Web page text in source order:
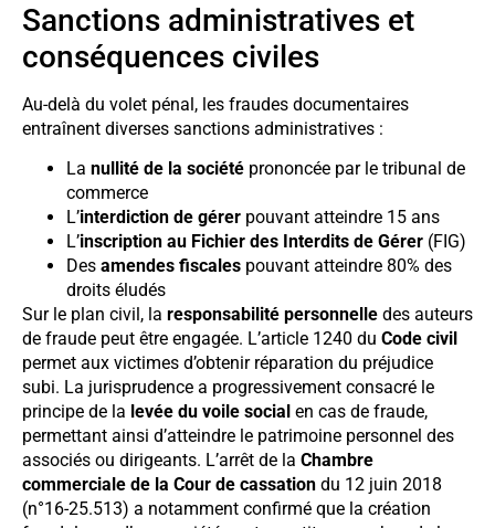
Sanctions administratives et
conséquences civiles
Au-delà du volet pénal, les fraudes documentaires
entraînent diverses sanctions administratives :
La nullité de la société prononcée par le tribunal de
commerce
L’interdiction de gérer pouvant atteindre 15 ans
L’inscription au Fichier des Interdits de Gérer (FIG)
Des amendes fiscales pouvant atteindre 80% des
droits éludés
Sur le plan civil, la responsabilité personnelle des auteurs
de fraude peut être engagée. L’article 1240 du Code civil
permet aux victimes d’obtenir réparation du préjudice
subi. La jurisprudence a progressivement consacré le
principe de la levée du voile social en cas de fraude,
permettant ainsi d’atteindre le patrimoine personnel des
associés ou dirigeants. L’arrêt de la Chambre
commerciale de la Cour de cassation du 12 juin 2018
(n°16-25.513) a notamment confirmé que la création